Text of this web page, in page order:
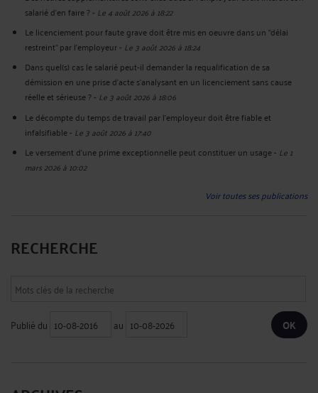
salarié d'en faire ?- Le 4 août 2026 à 18:22
Le licenciement pour faute grave doit être mis en oeuvre dans un "délai
restreint" par l'employeur- Le 3 août 2026 à 18:24
Dans quel(s) cas le salarié peut-il demander la requalification de sa
démission en une prise d'acte s'analysant en un licenciement sans cause
réelle et sérieuse ?- Le 3 août 2026 à 18:06
Le décompte du temps de travail par l'employeur doit être fiable et
infalsifiable- Le 3 août 2026 à 17:40
Le versement d'une prime exceptionnelle peut constituer un usage- Le 1
mars 2026 à 10:02
Voir toutes ses publications
RECHERCHE
Publié du au